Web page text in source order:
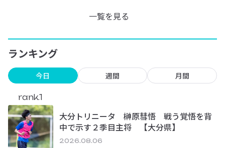
一覧を見る
ランキング
今日 週間 月間
rank.1
大分トリニータ 榊原彗悟 戦う覚悟を背
中で示す２季目主将 【大分県】
2026.08.06